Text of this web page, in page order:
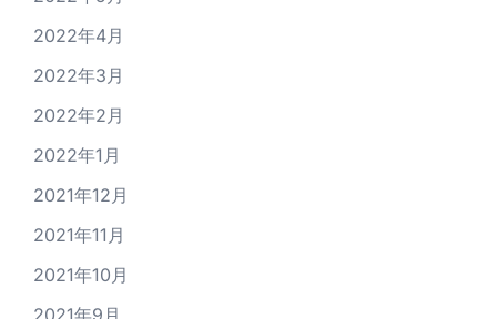
2022年4月
2022年3月
2022年2月
2022年1月
2021年12月
2021年11月
2021年10月
2021年9月